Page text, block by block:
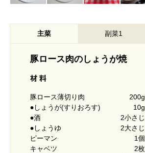
主菜 副菜1
豚ロース肉のしょうが焼
豚ロース薄切り肉
200g
●しょうが(すりおろす)
10g
●酒
2小さじ
●しょうゆ
2大さじ
ピーマン
1個
キャベツ
2枚